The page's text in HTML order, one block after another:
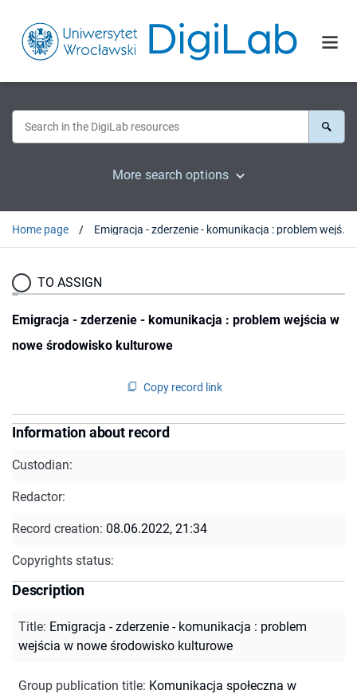
More search options
Home page Emigracja - zderzenie - komunikacja : problem wejścia w nowe środowisko kulturowe
TO ASSIGN
Emigracja - zderzenie - komunikacja : problem wejścia w
nowe środowisko kulturowe
Copy record link
Information about record
Custodian:
Redactor:
Record creation: 08.06.2022, 21:34
Copyrights status:
Description
Title: Emigracja - zderzenie - komunikacja : problem
wejścia w nowe środowisko kulturowe
Group publication title: Komunikacja społeczna w